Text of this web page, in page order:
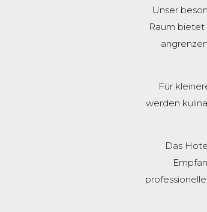
Unser
Raum bietet
Für
werden
Das